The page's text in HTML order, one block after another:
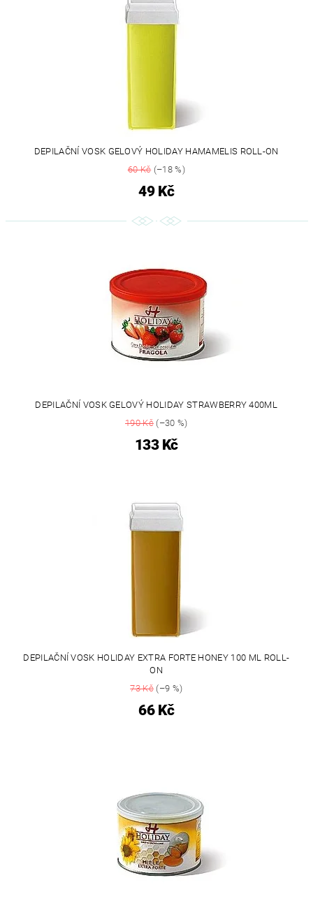
DEPILAČNÍ VOSK GELOVÝ HOLIDAY HAMAMELIS ROLL-ON
60 Kč(–18 %)
49 Kč
DEPILAČNÍ VOSK GELOVÝ HOLIDAY STRAWBERRY 400ML
190 Kč(–30 %)
133 Kč
DEPILAČNÍ VOSK HOLIDAY EXTRA FORTE HONEY 100 ML ROLL-
ON
73 Kč(–9 %)
66 Kč